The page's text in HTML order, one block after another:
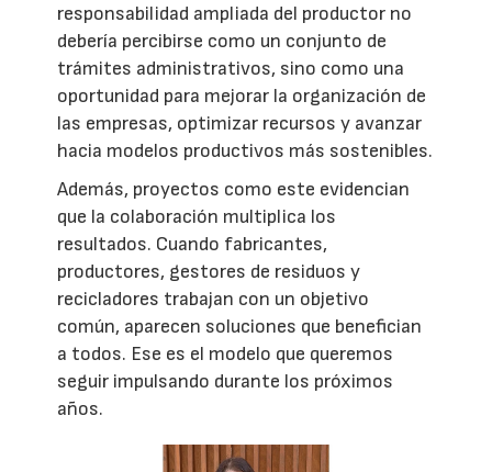
responsabilidad ampliada del productor no
debería percibirse como un conjunto de
trámites administrativos, sino como una
oportunidad para mejorar la organización de
las empresas, optimizar recursos y avanzar
hacia modelos productivos más sostenibles.
Además, proyectos como este evidencian
que la colaboración multiplica los
resultados. Cuando fabricantes,
productores, gestores de residuos y
recicladores trabajan con un objetivo
común, aparecen soluciones que benefician
a todos. Ese es el modelo que queremos
seguir impulsando durante los próximos
años.